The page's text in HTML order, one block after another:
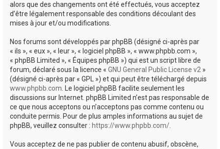
alors que des changements ont été effectués, vous acceptez
d’être légalement responsable des conditions découlant des
mises à jour et/ou modifications.
Nos forums sont développés par phpBB (désigné ci-après par
« ils », « eux », « leur », « logiciel phpBB », « www.phpbb.com »,
« phpBB Limited », « Équipes phpBB ») qui est un script libre de
forum, déclaré sous la licence « GNU General Public License v2 »
(désigné ci-après par « GPL ») et qui peut être téléchargé depuis
www.phpbb.com. Le logiciel phpBB facilite seulement les
discussions sur Internet. phpBB Limited n’est pas responsable de
ce que nous acceptons ou n’acceptons pas comme contenu ou
conduite permis. Pour de plus amples informations au sujet de
phpBB, veuillez consulter : https://www.phpbb.com/.
Vous acceptez de ne pas publier de contenu abusif, obscène,